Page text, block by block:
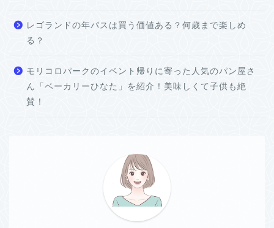
レゴランドの年パスは買う価値ある？何歳まで楽しめ
る？
モリコロパークのイベント帰りに寄った人気のパン屋さ
ん「ベーカリーひなた」を紹介！美味しくて子供も絶
賛！